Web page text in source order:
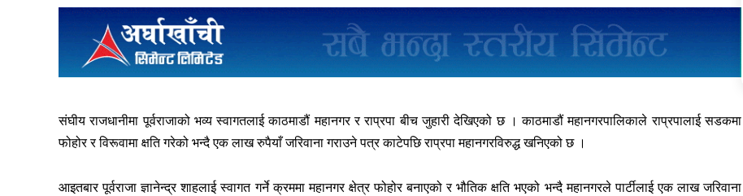
संघीय राजधानीमा पूर्वराजाको भव्य स्वागतलाई काठमाडौं महानगर र राप्रपा बीच जुहारी देखिएको छ । काठमाडौं महानगरपालिकाले राप्रपालाई सडकमा
फोहोर र विरूवामा क्षति गरेको भन्दै एक लाख रुपैयाँ जरिवाना गराउने पत्र काटेपछि राप्रपा महानगरविरुद्ध खनिएको छ ।
आइतबार पूर्वराजा ज्ञानेन्द्र शाहलाई स्वागत गर्ने क्रममा महानगर क्षेत्र फोहोर बनाएको र भौतिक क्षति भएको भन्दै महानगरले पार्टीलाई एक लाख जरिवाना